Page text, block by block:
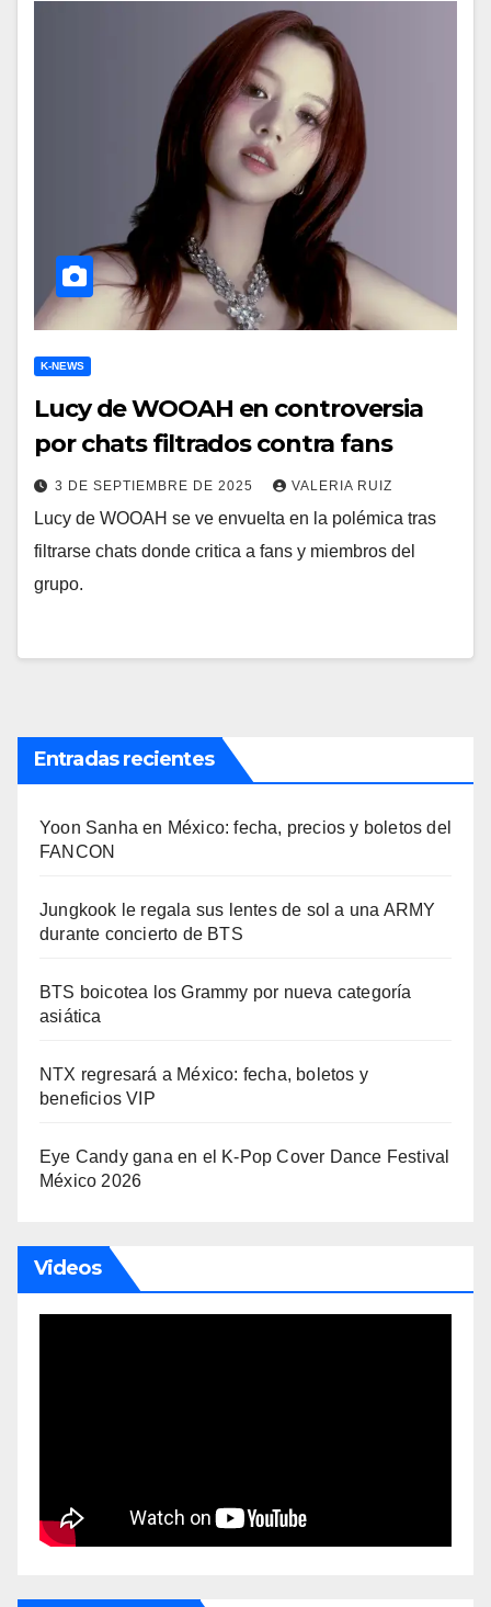
K-NEWS
Lucy de WOOAH en controversia
por chats filtrados contra fans
3 DE SEPTIEMBRE DE 2025 VALERIA RUIZ
Lucy de WOOAH se ve envuelta en la polémica tras
filtrarse chats donde critica a fans y miembros del
grupo.
Entradas recientes
Yoon Sanha en México: fecha, precios y boletos del
FANCON
Jungkook le regala sus lentes de sol a una ARMY
durante concierto de BTS
BTS boicotea los Grammy por nueva categoría
asiática
NTX regresará a México: fecha, boletos y
beneficios VIP
Eye Candy gana en el K-Pop Cover Dance Festival
México 2026
Videos